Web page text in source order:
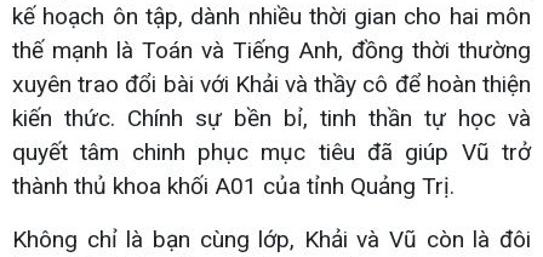
kế hoạch ôn tập, dành nhiều thời gian cho hai môn
thế mạnh là Toán và Tiếng Anh, đồng thời thường
xuyên trao đổi bài với Khải và thầy cô để hoàn thiện
kiến thức. Chính sự bền bỉ, tinh thần tự học và
quyết tâm chinh phục mục tiêu đã giúp Vũ trở
thành thủ khoa khối A01 của tỉnh Quảng Trị.
Không chỉ là bạn cùng lớp, Khải và Vũ còn là đôi